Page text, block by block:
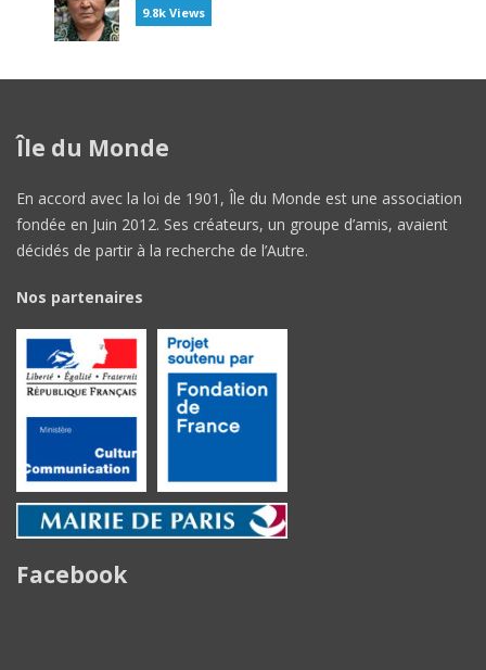
9.8k Views
Île du Monde
En accord avec la loi de 1901, Île du Monde est une association
fondée en Juin 2012. Ses créateurs, un groupe d’amis, avaient
décidés de partir à la recherche de l’Autre.
Nos partenaires
Facebook